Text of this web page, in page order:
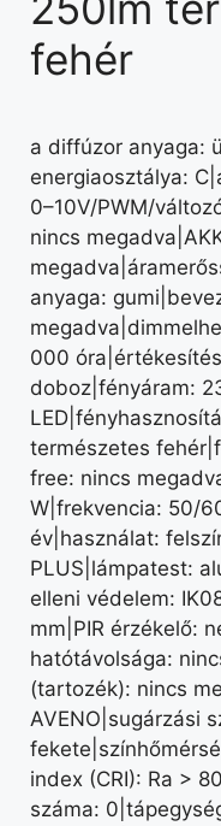
fehér
a diffúzor anyaga:
energiaosztálya:
0–10V/PWM/
nincs
anyaga:
000
doboz|fényáram:
természetes
free: nincs
W|frekvencia: 50/
év|használat:
PLUS|lámpatest:
elleni védelem:
mm|PIR érzékelő:
hatótávolsága:
(tartozék): nincs
AVENO|sugárzási
index (CRI): Ra >
száma: